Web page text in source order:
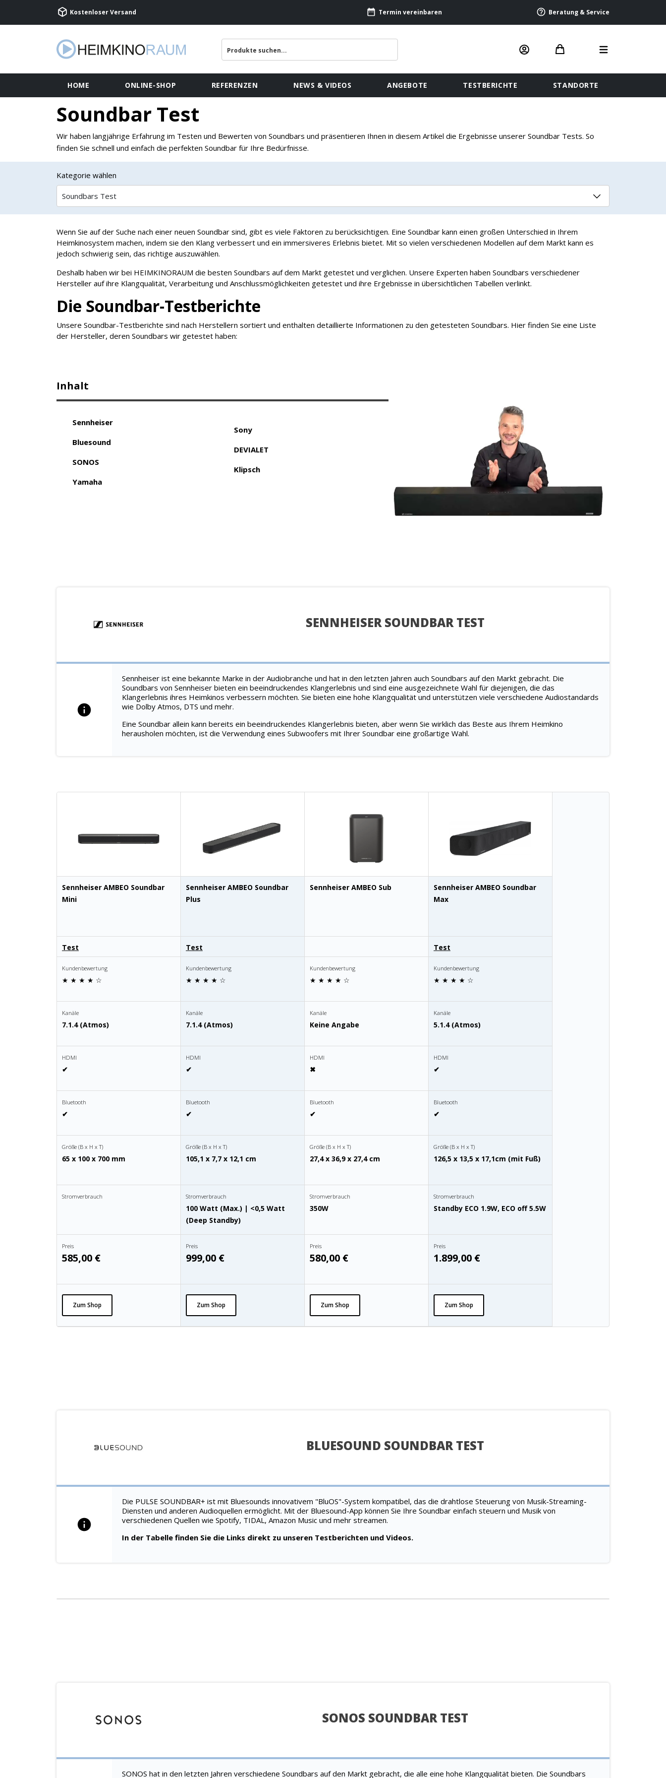
Kostenloser Versand Termin vereinbaren Beratung & Service
HOME ONLINE-SHOP REFERENZEN NEWS & VIDEOS ANGEBOTE TESTBERICHTE STANDORTE
Soundbar Test
Wir haben langjährige Erfahrung im Testen und Bewerten von Soundbars und präsentieren Ihnen in diesem Artikel die Ergebnisse unserer Soundbar Tests. So
finden Sie schnell und einfach die perfekten Soundbar für Ihre Bedürfnisse.
Kategorie wählen
Wenn Sie auf der Suche nach einer neuen Soundbar sind, gibt es viele Faktoren zu berücksichtigen. Eine Soundbar kann einen großen Unterschied in Ihrem
Heimkinosystem machen, indem sie den Klang verbessert und ein immersiveres Erlebnis bietet. Mit so vielen verschiedenen Modellen auf dem Markt kann es
jedoch schwierig sein, das richtige auszuwählen.
Deshalb haben wir bei HEIMKINORAUM die besten Soundbars auf dem Markt getestet und verglichen. Unsere Experten haben Soundbars verschiedener
Hersteller auf ihre Klangqualität, Verarbeitung und Anschlussmöglichkeiten getestet und ihre Ergebnisse in übersichtlichen Tabellen verlinkt.
Die Soundbar-Testberichte
Unsere Soundbar-Testberichte sind nach Herstellern sortiert und enthalten detaillierte Informationen zu den getesteten Soundbars. Hier finden Sie eine Liste
der Hersteller, deren Soundbars wir getestet haben:
Inhalt
Sennheiser
Bluesound
SONOS
Yamaha
Sony
DEVIALET
Klipsch
SENNHEISER SOUNDBAR TEST
Sennheiser ist eine bekannte Marke in der Audiobranche und hat in den letzten Jahren auch Soundbars auf den Markt gebracht. Die
Soundbars von Sennheiser bieten ein beeindruckendes Klangerlebnis und sind eine ausgezeichnete Wahl für diejenigen, die das
Klangerlebnis ihres Heimkinos verbessern möchten. Sie bieten eine hohe Klangqualität und unterstützen viele verschiedene Audiostandards
wie Dolby Atmos, DTS und mehr.
Eine Soundbar allein kann bereits ein beeindruckendes Klangerlebnis bieten, aber wenn Sie wirklich das Beste aus Ihrem Heimkino
herausholen möchten, ist die Verwendung eines Subwoofers mit Ihrer Soundbar eine großartige Wahl.
Sennheiser AMBEO Soundbar
Mini
Test
Kundenbewertung
★ ★ ★ ★ ☆
Kanäle
7.1.4 (Atmos)
HDMI
✔
Bluetooth
✔
Größe (B x H x T)
65 x 100 x 700 mm
Stromverbrauch
Preis
585,00 €
Zum Shop
Sennheiser AMBEO Soundbar
Plus
Test
Kundenbewertung
★ ★ ★ ★ ☆
Kanäle
7.1.4 (Atmos)
HDMI
✔
Bluetooth
✔
Größe (B x H x T)
105,1 x 7,7 x 12,1 cm
Stromverbrauch
100 Watt (Max.) | <0,5 Watt
(Deep Standby)
Preis
999,00 €
Zum Shop
Sennheiser AMBEO Sub
Kundenbewertung
★ ★ ★ ★ ☆
Kanäle
Keine Angabe
HDMI
✖
Bluetooth
✔
Größe (B x H x T)
27,4 x 36,9 x 27,4 cm
Stromverbrauch
350W
Preis
580,00 €
Zum Shop
Sennheiser AMBEO Soundbar
Max
Test
Kundenbewertung
★ ★ ★ ★ ☆
Kanäle
5.1.4 (Atmos)
HDMI
✔
Bluetooth
✔
Größe (B x H x T)
126,5 x 13,5 x 17,1cm (mit Fuß)
Stromverbrauch
Standby ECO 1.9W, ECO off 5.5W
Preis
1.899,00 €
Zum Shop
BLUESOUND SOUNDBAR TEST
Die PULSE SOUNDBAR+ ist mit Bluesounds innovativem "BluOS"-System kompatibel, das die drahtlose Steuerung von Musik-Streaming-
Diensten und anderen Audioquellen ermöglicht. Mit der Bluesound-App können Sie Ihre Soundbar einfach steuern und Musik von
verschiedenen Quellen wie Spotify, TIDAL, Amazon Music und mehr streamen.
In der Tabelle finden Sie die Links direkt zu unseren Testberichten und Videos.
SONOS SOUNDBAR TEST
SONOS hat in den letzten Jahren verschiedene Soundbars auf den Markt gebracht, die alle eine hohe Klangqualität bieten. Die Soundbars
KEINE ANGEBOTE
Erhalten Sie exklusive Angebote, News und
Updates direkt in Ihr Postfach. Kostenlos und
Mit der Anmeldung akzeptieren Sie unsere